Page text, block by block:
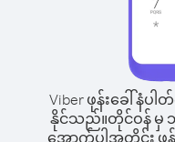
Viber ဖုန်းခေါ်နံပ
နိုင်သည်။တိုင်ဝန် မှ
အောက်ပါအတိုင်း ဖုန်